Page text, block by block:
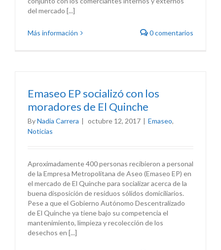
del mercado [...]
Más información 0 comentarios
Emaseo EP socializó con los
moradores de El Quinche
ByNadia Carrera | octubre 12, 2017 | Emaseo,
Noticias
Aproximadamente 400 personas recibieron a personal
de la Empresa Metropolitana de Aseo (Emaseo EP) en
el mercado de El Quinche para socializar acerca de la
buena disposición de residuos sólidos domiciliarios.
Pese a que el Gobierno Autónomo Descentralizado
de El Quinche ya tiene bajo su competencia el
mantenimiento, limpieza y recolección de los
desechos en [...]